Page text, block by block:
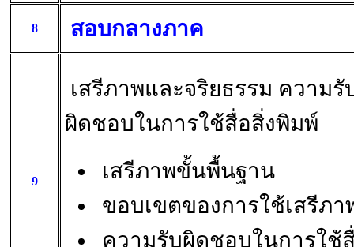
8 สอบกลางภาค
9
เสรีภาพและจริยธรรม ความรั
ผิดชอบในการใช้สื่อสิ่งพิมพ์
เสรีภาพขั้นพื้นฐาน
ขอบเขตของการใช้เสรีภา
ความรับผิดชอบในการใช้